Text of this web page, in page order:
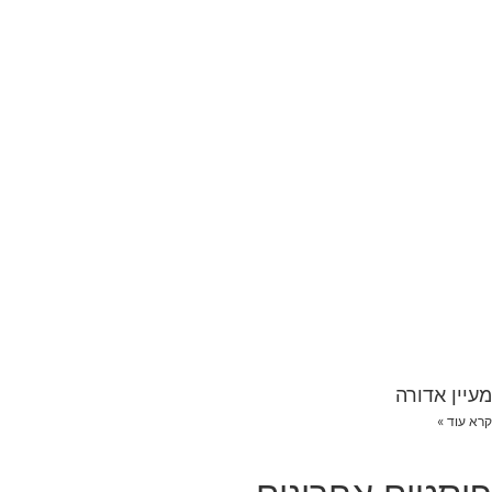
מעיין אדורה
קרא עוד »